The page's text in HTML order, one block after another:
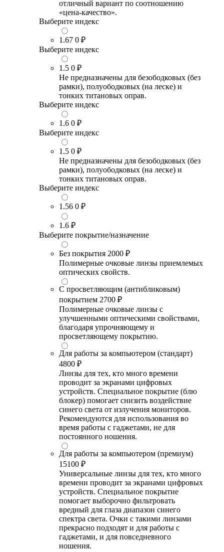
отличный вариант по соотношению
«цена-качество».
Выберите индекс
1.67 0 ₽
Выберите индекс
1.5 0 ₽
Не предназначены для безободковых (без
рамки), полуободковых (на леске) и
тонких титановых оправ.
Выберите индекс
1.6 0 ₽
Выберите индекс
1.5 0 ₽
Не предназначены для безободковых (без
рамки), полуободковых (на леске) и
тонких титановых оправ.
Выберите индекс
1.56 0 ₽
1.6 ₽
Выберите покрытие/назначение
Без покрытия 2000 ₽
Полимерные очковые линзы приемлемых
оптических свойств.
С просветляющим (антибликовым)
покрытием 2700 ₽
Полимерные очковые линзы с
улучшенными оптическими свойствами,
благодаря упрочняющему и
просветляющему покрытию.
Для работы за компьютером (стандарт)
4800 ₽
Линзы для тех, кто много времени
проводит за экранами цифровых
устройств. Специальное покрытие (блю
блокер) помогает снизить воздействие
синего света от излучения мониторов.
Рекомендуются для использования во
время работы с гаджетами, не для
постоянного ношения.
Для работы за компьютером (премиум)
15100 ₽
Универсальные линзы для тех, кто много
времени проводит за экранами цифровых
устройств. Специальное покрытие
помогает выборочно фильтровать
вредный для глаза диапазон синего
спектра света. Очки с такими линзами
прекрасно подходят и для работы с
гаджетами, и для повседневного
ношения.